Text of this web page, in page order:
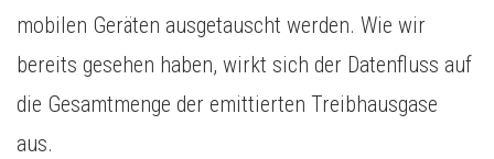
mobilen Geräten ausgetauscht werden. Wie wir
bereits gesehen haben, wirkt sich der Datenfluss auf
die Gesamtmenge der emittierten Treibhausgase
aus.